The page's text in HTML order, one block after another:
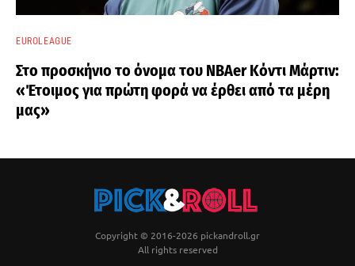
EUROLEAGUE
Στο προσκήνιο το όνομα του ΝΒΑer Κόντι Μάρτιν:
«Έτοιμος για πρώτη φορά να έρθει από τα μέρη
μας»
Copyright © 2016-2026 pickandroll.gr
All rights reserved